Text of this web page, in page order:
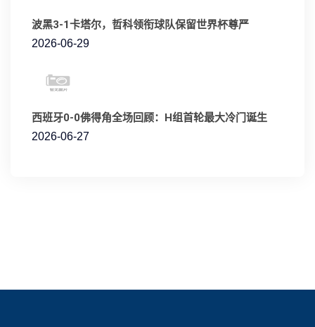
波黑3-1卡塔尔，哲科领衔球队保留世界杯尊严
2026-06-29
西班牙0-0佛得角全场回顾：H组首轮最大冷门诞生
2026-06-27